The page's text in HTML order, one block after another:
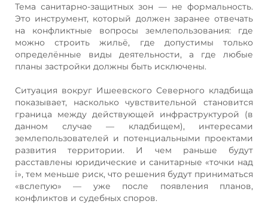
Тема санитарно‑защитных зон — не формальность.
Это инструмент, который должен заранее отвечать
на конфликтные вопросы землепользования: где
можно строить жильё, где допустимы только
определённые виды деятельности, а где любые
планы застройки должны быть исключены.
Ситуация вокруг Ишеевского Северного кладбища
показывает, насколько чувствительной становится
граница между действующей инфраструктурой (в
данном случае — кладбищем), интересами
землепользователей и потенциальными проектами
развития территории. И чем раньше будут
расставлены юридические и санитарные «точки над
i», тем меньше риск, что решения будут приниматься
«вслепую» — уже после появления планов,
конфликтов и судебных споров.